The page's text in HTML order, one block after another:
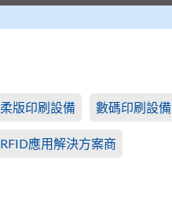
柔版印刷設備 數碼印刷設備
RFID應用解決方案商